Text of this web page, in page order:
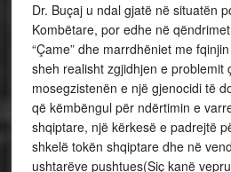
Dr. Buçaj u ndal gjatë në situatën
Kombëtare, por edhe në
“Çame” dhe marrdhëniet me
sheh realisht zgjidhjen e problemit
mosegzistenën e një gjenocidi të
që këmbëngul për ndërtimin e
shqiptare, një kërkesë e padrejtë
shkelë tokën shqiptare dhe në
ushtarëve pushtues(Siç kanë